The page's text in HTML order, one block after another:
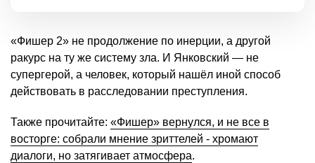
«Фишер 2» не продолжение по инерции, а другой
ракурс на ту же систему зла. И Янковский — не
супергерой, а человек, который нашёл иной способ
действовать в расследовании преступления.
Также прочитайте: «Фишер» вернулся, и не все в
восторге: собрали мнение зриттелей - хромают
диалоги, но затягивает атмосфера.